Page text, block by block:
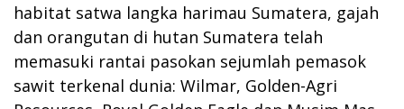
habitat satwa langka harimau Sumatera, gajah
dan orangutan di hutan Sumatera telah
memasuki rantai pasokan sejumlah pemasok
sawit terkenal dunia: Wilmar, Golden-Agri